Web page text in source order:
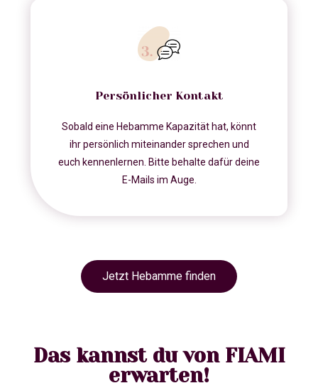
Persönlicher Kontakt
Sobald eine Hebamme Kapazität hat, könnt
ihr persönlich miteinander sprechen und
euch kennenlernen. Bitte behalte dafür deine
E-Mails im Auge.
Jetzt Hebamme finden
Das kannst du von FIAMI
erwarten!